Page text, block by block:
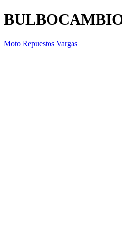
Moto Repuestos Vargas